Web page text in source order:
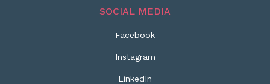
SOCIAL MEDIA
Facebook
Instagram
LinkedIn